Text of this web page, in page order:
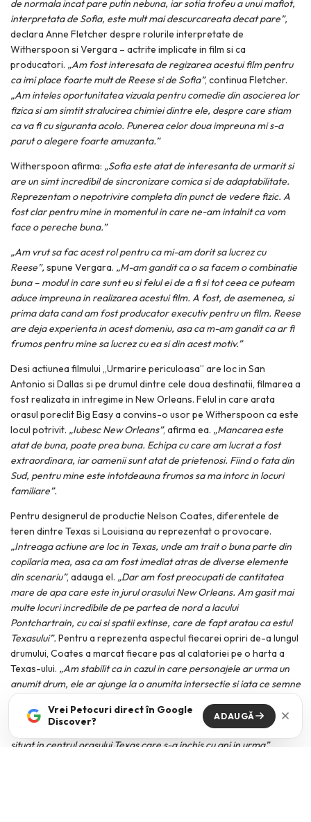
de normala incat pare putin nebuna, iar sotia trofeu a unui mafiot,
interpretata de Sofia, este mult mai descurcareata decat pare”,
declara Anne Fletcher despre rolurile interpretate de
Witherspoon si Vergara – actrite implicate in film si ca
producatori. „Am fost interesata de regizarea acestui film pentru
ca imi place foarte mult de Reese si de Sofia”, continua Fletcher.
„Am inteles oportunitatea vizuala pentru comedie din asocierea lor
fizica si am simtit stralucirea chimiei dintre ele, despre care stiam
ca va fi cu siguranta acolo. Punerea celor doua impreuna mi s-a
parut o alegere foarte amuzanta.”
Witherspoon afirma: „Sofia este atat de interesanta de urmarit si
are un simt incredibil de sincronizare comica si de adaptabilitate.
Reprezentam o nepotrivire completa din punct de vedere fizic. A
fost clar pentru mine in momentul in care ne-am intalnit ca vom
face o pereche buna.”
„Am vrut sa fac acest rol pentru ca mi-am dorit sa lucrez cu
Reese”, spune Vergara. „M-am gandit ca o sa facem o combinatie
buna – modul in care sunt eu si felul ei de a fi si tot ceea ce puteam
aduce impreuna in realizarea acestui film. A fost, de asemenea, si
prima data cand am fost producator executiv pentru un film. Reese
are deja experienta in acest domeniu, asa ca m-am gandit ca ar fi
frumos pentru mine sa lucrez cu ea si din acest motiv.”
Desi actiunea filmului „Urmarire periculoasa” are loc in San
Antonio si Dallas si pe drumul dintre cele doua destinatii, filmarea a
fost realizata in intregime in New Orleans. Felul in care arata
orasul poreclit Big Easy a convins-o usor pe Witherspoon ca este
locul potrivit. „Iubesc New Orleans”, afirma ea. „Mancarea este
atat de buna, poate prea buna. Echipa cu care am lucrat a fost
extraordinara, iar oamenii sunt atat de prietenosi. Fiind o fata din
Sud, pentru mine este intotdeauna frumos sa ma intorc in locuri
familiare”.
Pentru designerul de productie Nelson Coates, diferentele de
teren dintre Texas si Louisiana au reprezentat o provocare.
„Intreaga actiune are loc in Texas, unde am trait o buna parte din
copilaria mea, asa ca am fost imediat atras de diverse elemente
din scenariu”, adauga el. „Dar am fost preocupati de cantitatea
mare de apa care este in jurul orasului New Orleans. Am gasit mai
multe locuri incredibile de pe partea de nord a lacului
Pontchartrain, cu cai si spatii extinse, care de fapt aratau ca estul
Texasului”. Pentru a reprezenta aspectul fiecarei opriri de-a lungul
drumului, Coates a marcat fiecare pas al calatoriei pe o harta a
Texas-ului. „Am stabilit ca in cazul in care personajele ar urma un
anumit drum, ele ar ajunge la o anumita intersectie si iata ce semne
reala a locurilor in care cele doua actrite ar merge. La un moment
dat, am recreat chiar si un panou de la un fost parc de distractii
situat in centrul orasului Texas care s-a inchis cu ani in urma”.
Vrei Petocuri direct în Google
Discover?
ADAUGĂ